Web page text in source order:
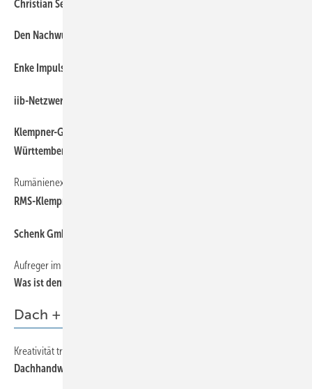
Christian Semler feiert 20 Jahre bei M.A.S.C.
Den Nachwuchs frühzeitig gewinnen!
Enke Impulscamp 2026
iib-Netzwerker treffen sich in Rust
Klempner-Gesellenprüfung der Landesfachklasse für Baden-
Württemberg in Ulm
Rumänienexkursion 2025
RMS-Klempnerkirche mit Kindergarten
Schenk GmbH feiert 100-jähriges Bestehen
Aufreger im Oktober
Was ist denn los bei uns?
Dach + Wand
Kreativität trifft Perfektion
Dachhandwerker aus Leidenschaft